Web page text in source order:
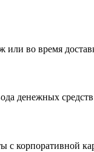
во время
денежных
с корпоративной